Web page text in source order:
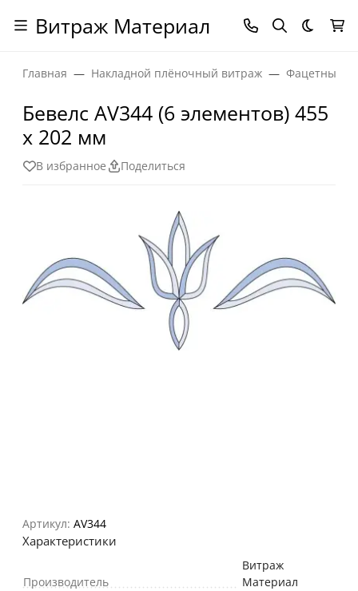
Витраж Материал Темная
Главная Накладной плёночный витраж Фацетные
Бевелс AV344 (6 элементов) 455
х 202 мм
В избранное Поделиться
Артикул: AV344
Характеристики
Производитель
Витраж
Материал